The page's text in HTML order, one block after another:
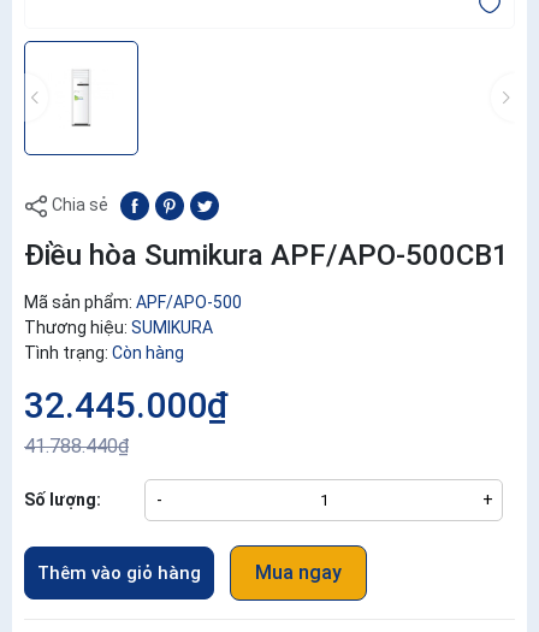
Chia sẻ
Điều hòa Sumikura APF/APO-500CB1
Mã sản phẩm: APF/APO-500
Thương hiệu: SUMIKURA
Tình trạng: Còn hàng
32.445.000₫
41.788.440₫
Số lượng: - +
Thêm vào giỏ hàng Mua ngay